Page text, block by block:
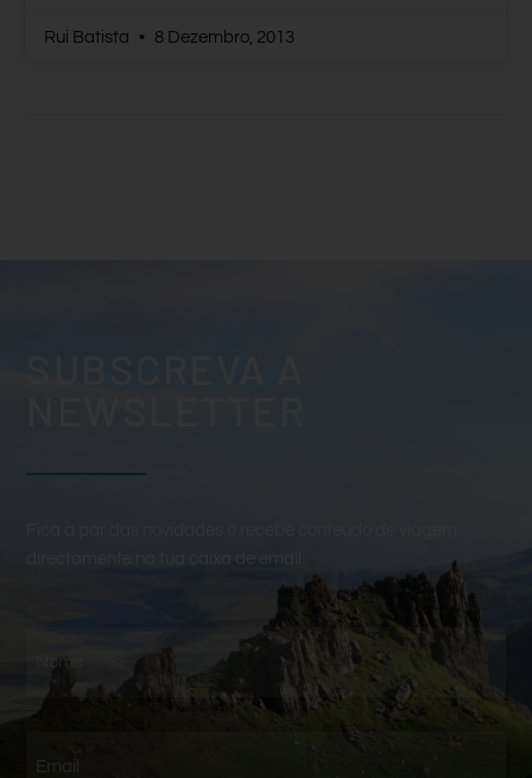
Rui Batista 8 Dezembro, 2013
directamente na tua caixa de email.